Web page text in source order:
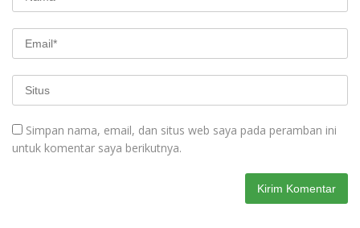
Simpan nama, email, dan situs web saya pada peramban ini
untuk komentar saya berikutnya.